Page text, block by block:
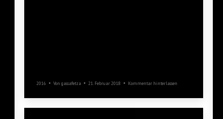
2016 Von gassafetza 21. Februar 2018 Kommentar hinterlassen